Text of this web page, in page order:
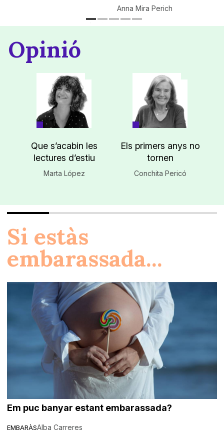
Anna Mira Perich
Opinió
Que s’acabin les
lectures d’estiu
Marta López
Els primers anys no
tornen
Conchita Pericó
Si estàs
embarassada...
EMBARÀS
Em puc banyar estant embarassada?
Alba Carreres